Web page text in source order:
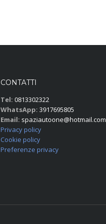
CONTATTI
Tel: 0813302322
WhatsApp: 3917695805
Email: spaziautoone@hotmail.com
Privacy policy
Cookie policy
Preferenze privacy